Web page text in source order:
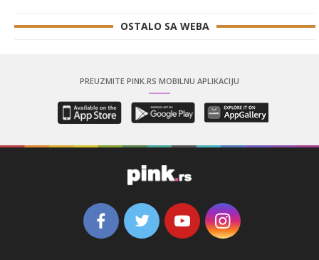
OSTALO SA WEBA
PREUZMITE PINK.RS MOBILNU APLIKACIJU